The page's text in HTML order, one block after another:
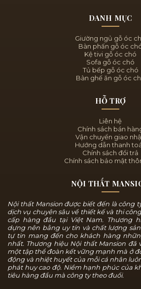
DANH MỤC
Giường ngủ gỗ óc
Bàn phấn gỗ óc
Kệ tivi gỗ óc chó
Sofa gỗ óc chó
Tủ bếp gỗ óc chó
Bàn ghế ăn gỗ óc
HỖ TRỢ
Liên hệ
Chính sách bán
Vận chuyển giao
Hướng dẫn thanh
Chính sách đổi trả
Chính sách bảo mật
NỘI THẤT
Nội thất Mansion được biết đến là công
dịch vụ chuyên sâu về thiết kế và thi
cấp hàng đầu tại Việt Nam. Thương
dựng nên bằng uy tín và chất lượng
tự tin mang đến cho khách hàng
nhất. Thương hiệu Nội thất Mansion đã
một tập thể đoàn kết vững mạnh mà ở đó
động và nhiệt huyết của mỗi cá nhân
phát huy cao độ. Niềm hạnh phúc của
tiêu hàng đầu mà công ty theo đuổi.